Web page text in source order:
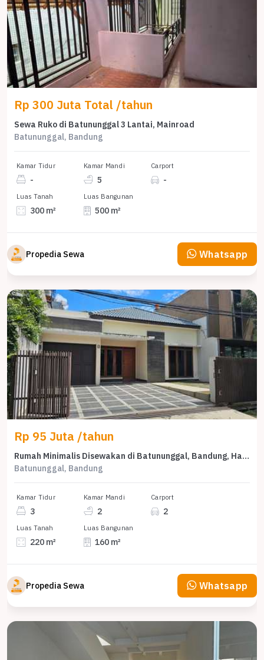
Rp 300 Juta Total /tahun
Sewa Ruko di Batununggal 3 Lantai, Mainroad
Batununggal, Bandung
Kamar Tidur
-
Kamar Mandi
5
Carport
-
Luas Tanah
300 m²
Luas Bangunan
500 m²
Propedia Sewa Whatsapp
Rp 95 Juta /tahun
Rumah Minimalis Disewakan di Batununggal, Bandung, Harga Ekonomis
Batununggal, Bandung
Kamar Tidur
3
Kamar Mandi
2
Carport
2
Luas Tanah
220 m²
Luas Bangunan
160 m²
Propedia Sewa Whatsapp